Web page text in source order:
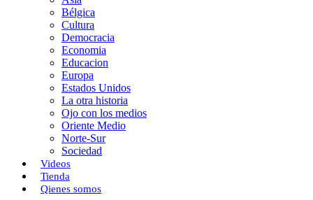
i
r
Bélgica
Cultura
Democracia
Economia
Educacion
Europa
Estados Unidos
La otra historia
Ojo con los medios
Oriente Medio
Norte-Sur
Sociedad
Videos
Tienda
Qienes somos